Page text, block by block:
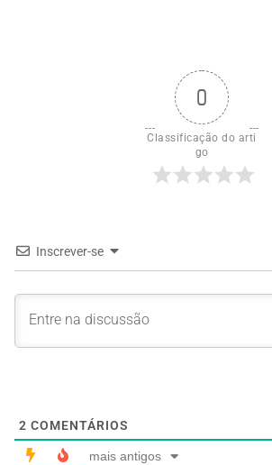
0
Classificação do arti
go
Inscrever-se
2 COMENTÁRIOS
mais antigos